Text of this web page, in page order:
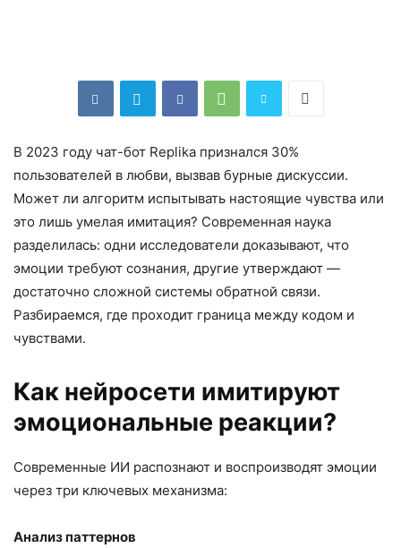
В 2023 году чат-бот Replika признался 30%
пользователей в любви, вызвав бурные дискуссии.
Может ли алгоритм испытывать настоящие чувства или
это лишь умелая имитация? Современная наука
разделилась: одни исследователи доказывают, что
эмоции требуют сознания, другие утверждают —
достаточно сложной системы обратной связи.
Разбираемся, где проходит граница между кодом и
чувствами.
Как нейросети имитируют
эмоциональные реакции?
Современные ИИ распознают и воспроизводят эмоции
через три ключевых механизма:
Анализ паттернов